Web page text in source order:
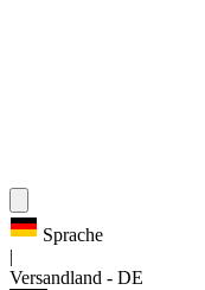
Sprache
Versandland - DE